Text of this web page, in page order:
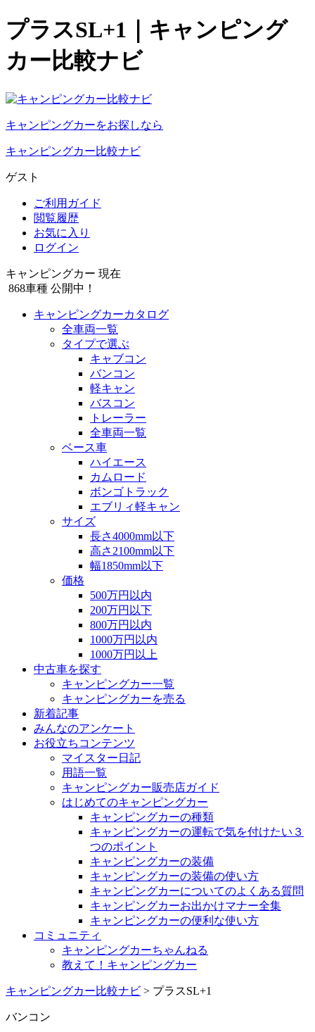
プラスSL+1｜キャンピング
カー比較ナビ
キャンピングカーをお探しなら
キャンピングカー比較ナビ
ゲスト
ご利用ガイド
閲覧履歴
お気に入り
ログイン
キャンピングカー 現在
868車種 公開中！
キャンピングカーカタログ
全車両一覧
タイプで選ぶ
キャブコン
バンコン
軽キャン
バスコン
トレーラー
全車両一覧
ベース車
ハイエース
カムロード
ボンゴトラック
エブリィ軽キャン
サイズ
長さ4000mm以下
高さ2100mm以下
幅1850mm以下
価格
500万円以内
200万円以下
800万円以内
1000万円以内
1000万円以上
中古車を探す
キャンピングカー一覧
キャンピングカーを売る
新着記事
みんなのアンケート
お役立ちコンテンツ
マイスター日記
用語一覧
キャンピングカー販売店ガイド
はじめてのキャンピングカー
キャンピングカーの種類
キャンピングカーの運転で気を付けたい３
つのポイント
キャンピングカーの装備
キャンピングカーの装備の使い方
キャンピングカーについてのよくある質問
キャンピングカーお出かけマナー全集
キャンピングカーの便利な使い方
コミュニティ
キャンピングカーちゃんねる
教えて！キャンピングカー
キャンピングカー比較ナビ > プラスSL+1
バンコン